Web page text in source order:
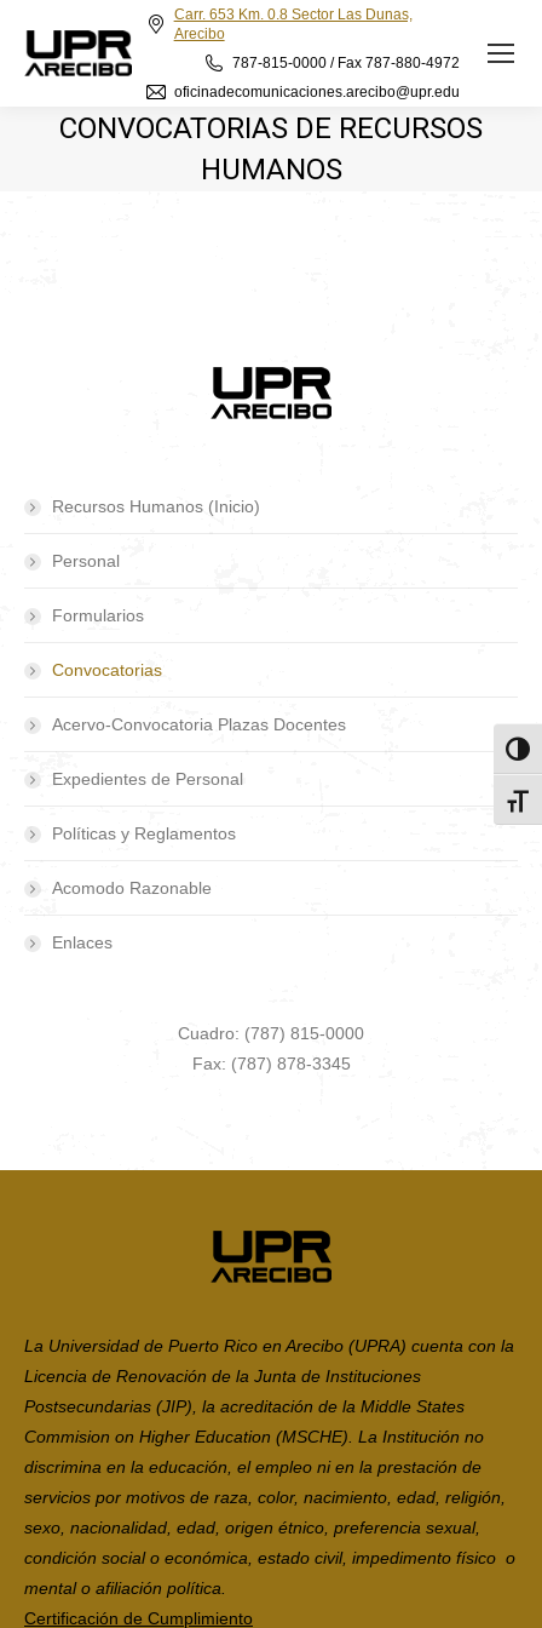
Carr. 653 Km. 0.8 Sector Las Dunas,
Arecibo
787-815-0000 / Fax 787-880-4972
oficinadecomunicaciones.arecibo@upr.edu
CONVOCATORIAS DE RECURSOS
HUMANOS
Recursos Humanos (Inicio)
Personal
Formularios
Convocatorias
Acervo-Convocatoria Plazas Docentes
Expedientes de Personal
Políticas y Reglamentos
Acomodo Razonable
Enlaces
Cuadro: (787) 815-0000
Fax: (787) 878-3345
La Universidad de Puerto Rico en Arecibo (UPRA) cuenta con la
Licencia de Renovación de la Junta de Instituciones
Postsecundarias (JIP), la acreditación de la Middle States
Commision on Higher Education (MSCHE). La Institución no
discrimina en la educación, el empleo ni en la prestación de
servicios por motivos de raza, color, nacimiento, edad, religión,
sexo, nacionalidad, edad, origen étnico, preferencia sexual,
condición social o económica, estado civil, impedimento físico o
mental o afiliación política.
Certificación de Cumplimiento